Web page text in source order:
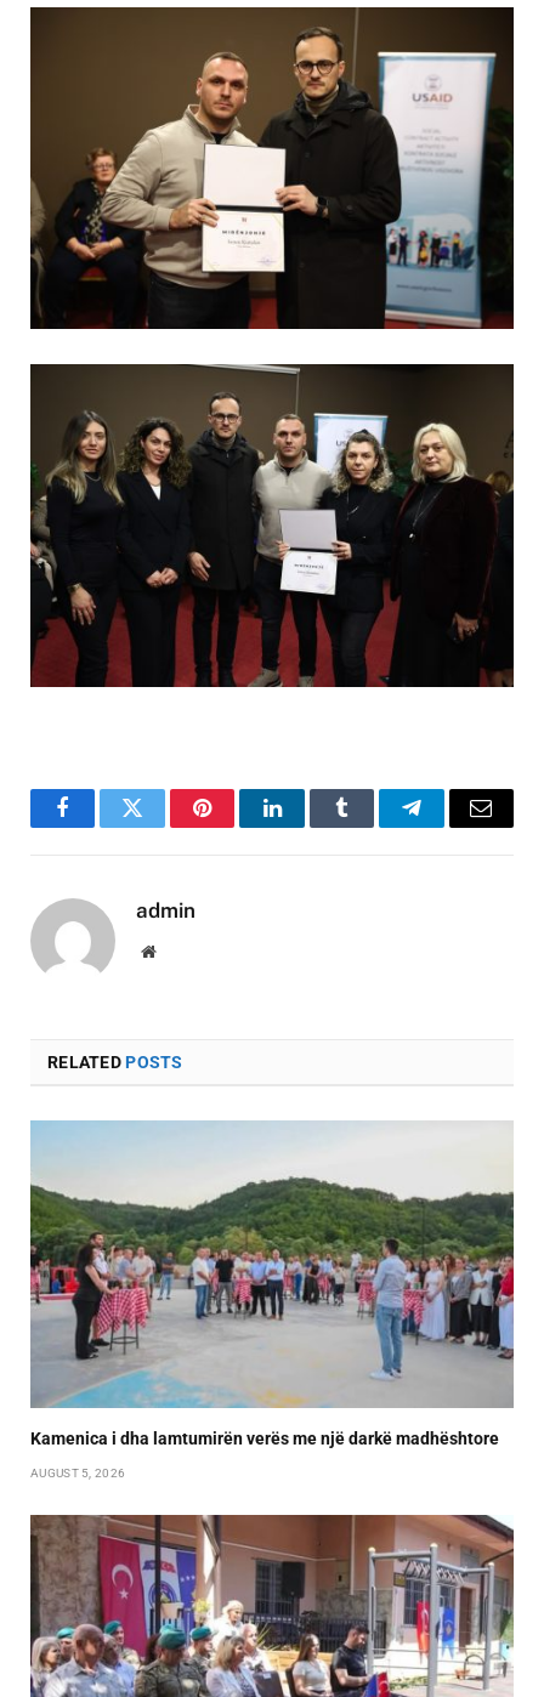
FacebookTwitter PinterestLinkedInTumblr TelegramEmail
admin
Website
RELATEDPOSTS
Kamenica i dha lamtumirën verës me një darkë madhështore
AUGUST 5, 2026